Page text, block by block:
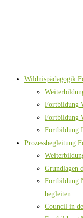
Wildnispädagogik
Fortbildung
Fortbildung
Fortbildung
Prozessbegleitung
Grundlagen
Fortbildung
begleiten
Council in